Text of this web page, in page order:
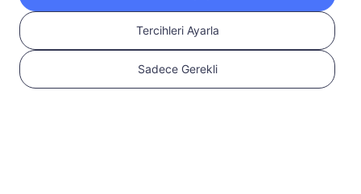
Tercihleri Ayarla
Sadece Gerekli